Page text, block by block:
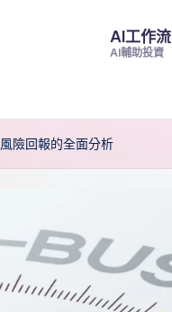
AI工作流
AI輔助投資
險回報的全面分析